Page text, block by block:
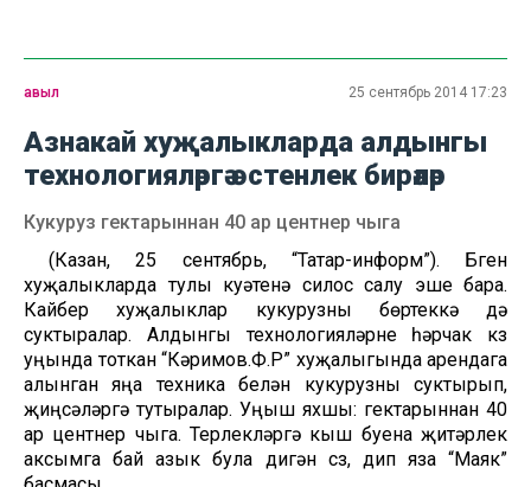
авыл 25 сентябрь 2014 17:23
Азнакай хуҗалыкларда алдынгы
технологияләргә өстенлек бирәләр
Кукуруз гектарыннан 40 ар центнер чыга
(Казан, 25 сентябрь, “Татар-информ”). Бүген
хуҗалыкларда тулы куәтенә силос салу эше бара.
Кайбер хуҗалыклар кукурузны бөртеккә дә
суктыралар. Алдынгы технологияләрне һәрчак күз
уңында тоткан “Кәримов.Ф.Р” хуҗалыгында арендага
алынган яңа техника белән кукурузны суктырып,
җиңсәләргә тутыралар. Уңыш яхшы: гектарыннан 40
ар центнер чыга. Терлекләргә кыш буена җитәрлек
аксымга бай азык була дигән сүз, дип яза “Маяк”